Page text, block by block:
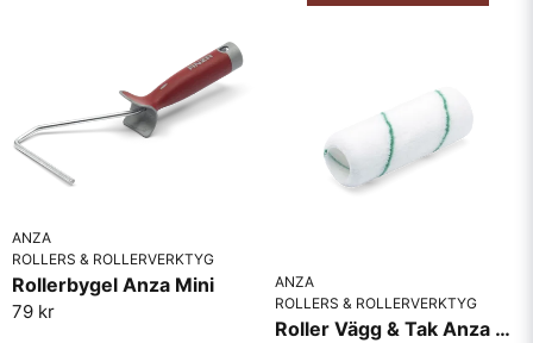
ANZA
ROLLERS & ROLLERVERKTYG
Rollerbygel Anza Mini
79 kr
ANZA
ROLLERS & ROLLERVERKTYG
Roller Vägg & Tak Anza Pro Super Titex Medelfin